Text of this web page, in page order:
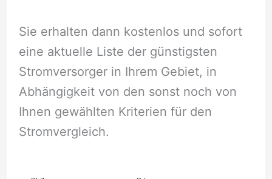
Sie erhalten dann kostenlos und sofort
eine aktuelle Liste der günstigsten
Stromversorger in Ihrem Gebiet, in
Abhängigkeit von den sonst noch von
Ihnen gewählten Kriterien für den
Stromvergleich.